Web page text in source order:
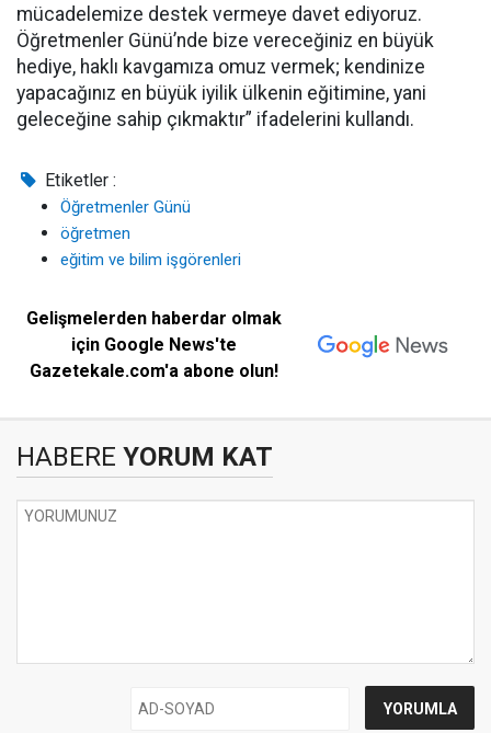
mücadelemize destek vermeye davet ediyoruz.
Öğretmenler Günü’nde bize vereceğiniz en büyük
hediye, haklı kavgamıza omuz vermek; kendinize
yapacağınız en büyük iyilik ülkenin eğitimine, yani
geleceğine sahip çıkmaktır” ifadelerini kullandı.
Etiketler :
Öğretmenler Günü
öğretmen
eğitim ve bilim işgörenleri
Gelişmelerden haberdar olmak
için Google News'te
Gazetekale.com'a abone olun!
HABERE YORUM KAT